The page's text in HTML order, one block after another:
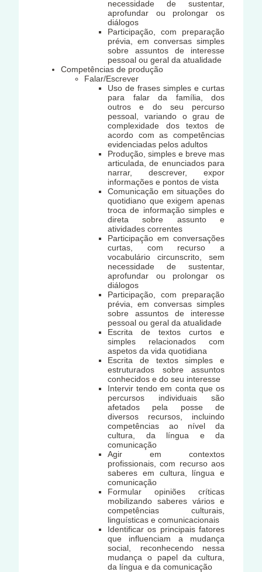
necessidade de sustentar,
aprofundar ou prolongar os
diálogos
Participação, com preparação
prévia, em conversas simples
sobre assuntos de interesse
pessoal ou geral da atualidade
Competências de produção
Falar/Escrever
Uso de frases simples e curtas
para falar da família, dos
outros e do seu percurso
pessoal, variando o grau de
complexidade dos textos de
acordo com as competências
evidenciadas pelos adultos
Produção, simples e breve mas
articulada, de enunciados para
narrar, descrever, expor
informações e pontos de vista
Comunicação em situações do
quotidiano que exigem apenas
troca de informação simples e
direta sobre assunto e
atividades correntes
Participação em conversações
curtas, com recurso a
vocabulário circunscrito, sem
necessidade de sustentar,
aprofundar ou prolongar os
diálogos
Participação, com preparação
prévia, em conversas simples
sobre assuntos de interesse
pessoal ou geral da atualidade
Escrita de textos curtos e
simples relacionados com
aspetos da vida quotidiana
Escrita de textos simples e
estruturados sobre assuntos
conhecidos e do seu interesse
Intervir tendo em conta que os
percursos individuais são
afetados pela posse de
diversos recursos, incluindo
competências ao nível da
cultura, da língua e da
comunicação
Agir em contextos
profissionais, com recurso aos
saberes em cultura, língua e
comunicação
Formular opiniões críticas
mobilizando saberes vários e
competências culturais,
linguísticas e comunicacionais
Identificar os principais fatores
que influenciam a mudança
social, reconhecendo nessa
mudança o papel da cultura,
da língua e da comunicação